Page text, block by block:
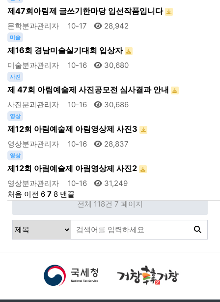
제47회아림제 글쓰기한마당 입선작품입니다
문학분과관리자 10-17 28,942
미술
제16회 경남미술실기대회 입상자
미술분과관리자 10-16 30,680
사진
제 47회 아림예술제 사진공모전 심사결과 안내
사진분과관리자 10-16 30,686
영상
제12회 아림예술제 아림영상제 사진3
영상분과관리자 10-16 28,837
영상
제12회 아림예술제 아림영상제 사진2
영상분과관리자 10-16
31,249
처음 이전 6 7 8 맨끝
전체 118건 7 페이지